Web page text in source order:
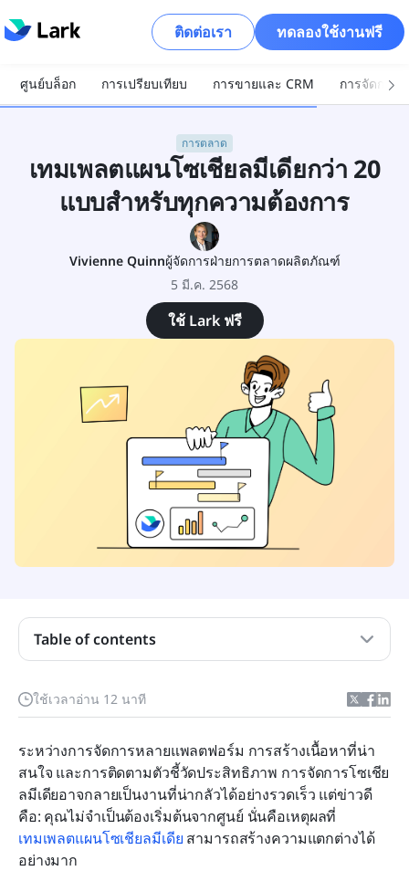
ติดต่อเรา ทดลองใช้งานฟรี
ศูนย์บล็อก การเปรียบเทียบ การขายและ CRM การจัดการ
การตลาด
เทมเพลตแผนโซเชียลมีเดียกว่า 20
แบบสำหรับทุกความต้องการ
Vivienne Quinnผู้จัดการฝ่ายการตลาดผลิตภัณฑ์
5 มี.ค. 2568
ใช้ Lark ฟรี
ใช้เวลาอ่าน 12 นาที
ระหว่างการจัดการหลายแพลตฟอร์ม การสร้างเนื้อหาที่น่า
สนใจ และการติดตามตัวชี้วัดประสิทธิภาพ การจัดการโซเชีย
ลมีเดียอาจกลายเป็นงานที่น่ากลัวได้อย่างรวดเร็ว แต่ข่าวดี
เทมเพลตแผนโซเชียลมีเดีย สามารถสร้างความแตกต่างได้
อย่างมาก
Table of contents
แผนโซเชียลมีเดียคืออะไรและทำไมคุณจึงต้องมีแผน?
องค์ประกอบสำคัญของแผนโซเชียลมีเดียที่ประสบ
ความสำเร็จ
ประโยชน์ของการใช้แม่แบบแผนโซเชียลมีเดีย
แม่แบบแผนโซเชียลมีเดียทั่วไป
เทมเพลตเฉพาะแพลตฟอร์ม
เทมเพลตปฏิทินเนื้อหา
เทมเพลตการวิเคราะห์และรายงาน